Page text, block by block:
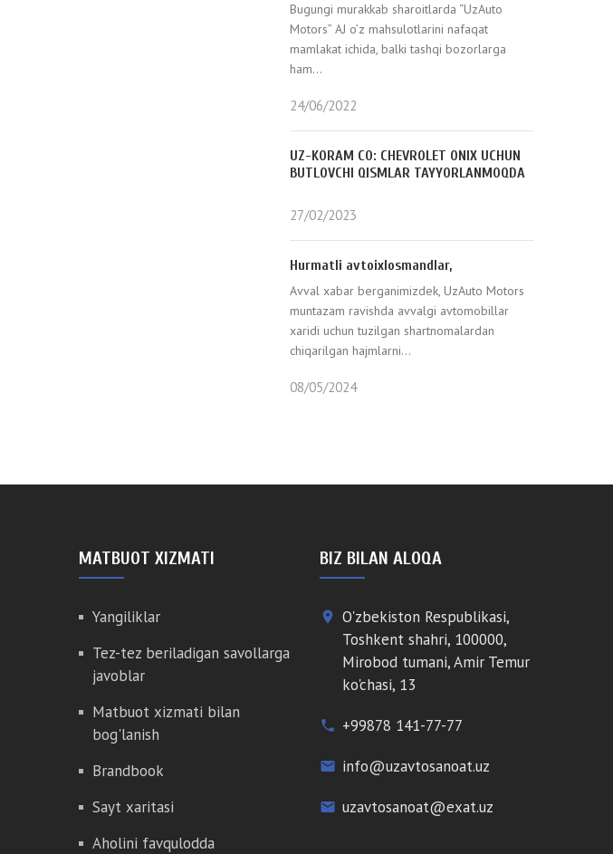
Bugungi murakkab sharoitlarda “UzAuto
Motors” AJ o’z mahsulotlarini nafaqat
mamlakat ichida, balki tashqi bozorlarga
ham...
24/06/2022
UZ-KORAM CO: CHEVROLET ONIX UCHUN
BUTLOVCHI QISMLAR TAYYORLANMOQDA
27/02/2023
Hurmatli avtoixlosmandlar,
Avval xabar berganimizdek, UzAuto Motors
muntazam ravishda avvalgi avtomobillar
xaridi uchun tuzilgan shartnomalardan
chiqarilgan hajmlarni...
08/05/2024
MATBUOT XIZMATI
Yangiliklar
Tez-tez beriladigan savollarga
javoblar
Matbuot xizmati bilan
bog'lanish
Brandbook
Sayt xaritasi
Aholini favqulodda
BIZ BILAN ALOQA
place O'zbekiston Respublikasi,
Toshkent shahri, 100000,
Mirobod tumani, Amir Temur
ko'chasi, 13
phone +99878 141-77-77
email info@uzavtosanoat.uz
email uzavtosanoat@exat.uz